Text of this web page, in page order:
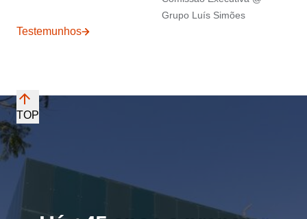
Grupo Luís Simões
Testemunhos
TOP